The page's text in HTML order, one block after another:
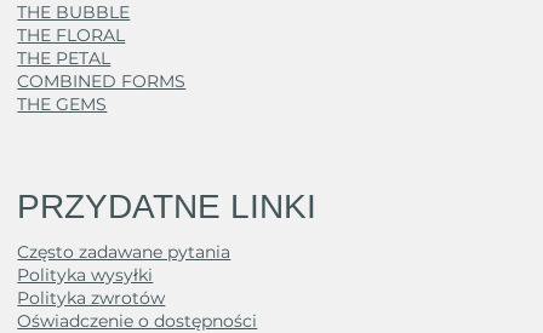
THE BUBBLE
THE FLORAL
THE PETAL
COMBINED FORMS
THE GEMS
PRZYDATNE LINKI
Często zadawane pytania
Polityka wysyłki
Polityka zwrotów
Oświadczenie o dostępności